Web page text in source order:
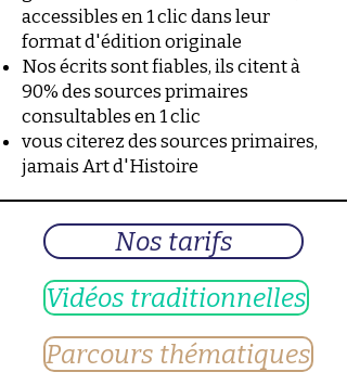
accessibles en 1 clic dans leur
format d'édition originale
Nos écrits sont fiables, ils citent à
90% des sources primaires
consultables en 1 clic
vous citerez des sources primaires,
jamais Art d'Histoire
Nos tarifs
Vidéos traditionnelles
Parcours thématiques